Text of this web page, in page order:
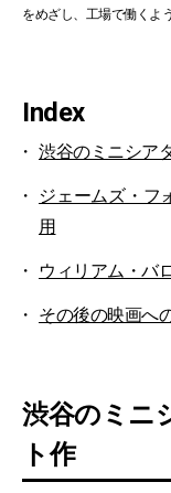
をめざし、工場で働くよ
Index
渋谷のミニシア
ジェームズ・フ
用
ウィリアム・バ
その後の映画へ
渋谷のミニ
ト作